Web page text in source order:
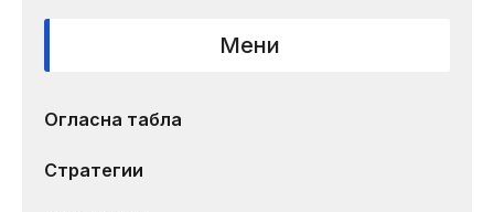
Мени
Огласна табла
Стратегии